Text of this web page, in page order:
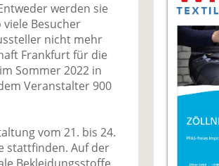
uf
F
ac
e
b
o
te
il
wi
tt
er
n
uf
n
k
e
di
il
e
er
m
ai
l
v
n
d
werden sie
Besucher
nicht mehr
Frankfurt für die
Sommer 2022 in
Veranstalter 900
vom 21. bis 24.
stattfinden. Auf der